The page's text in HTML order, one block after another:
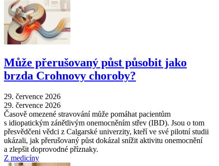
Může přerušovaný půst působit jako
brzda Crohnovy choroby?
29. července 2026
29. července 2026
Časově omezené stravování může pomáhat pacientům
s idiopatickým zánětlivým onemocněním střev (IBD). Jsou o tom
přesvědčeni vědci z Calgarské univerzity, kteří ve své pilotní studii
ukázali, jak přerušovaný půst dokázal snížit aktivitu onemocnění
a zlepšit doprovodné příznaky.
Z medicíny